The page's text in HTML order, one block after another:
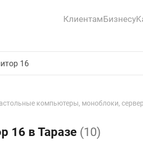
КлиентамБизнесу
компьютеры, моноблоки,
16 в Таразе (10)